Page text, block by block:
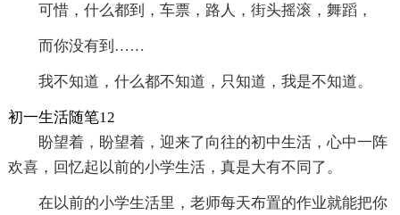
可惜，什么都到，车票，路人，街头摇滚，舞蹈，
而你没有到……
我不知道，什么都不知道，只知道，我是不知道。
初一生活随笔12
盼望着，盼望着，迎来了向往的初中生活，心中一阵
欢喜，回忆起以前的小学生活，真是大有不同了。
在以前的小学生活里，老师每天布置的作业就能把你